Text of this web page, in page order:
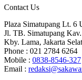
Contact Us
Plaza Simatupang Lt. 6
Jl. TB. Simatupang
Kby. Lama, Jakarta
Phone : 021 2784 6264
Mobile : 0838-8546-327
Email :